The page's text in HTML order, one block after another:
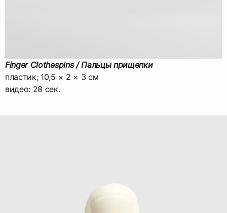
Finger Clothespins / Пальцы прищепки
пластик; 10,5 × 2 × 3 см
видео: 28 сек.